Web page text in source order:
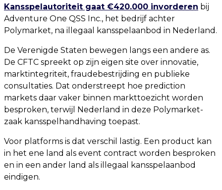
Kansspelautoriteit gaat €420.000 invorderen bij
Adventure One QSS Inc., het bedrijf achter
Polymarket, na illegaal kansspelaanbod in Nederland.
De Verenigde Staten bewegen langs een andere as.
De CFTC spreekt op zijn eigen site over innovatie,
marktintegriteit, fraudebestrijding en publieke
consultaties. Dat onderstreept hoe prediction
markets daar vaker binnen markttoezicht worden
besproken, terwijl Nederland in deze Polymarket-
zaak kansspelhandhaving toepast.
Voor platforms is dat verschil lastig. Een product kan
in het ene land als event contract worden besproken
en in een ander land als illegaal kansspelaanbod
eindigen.